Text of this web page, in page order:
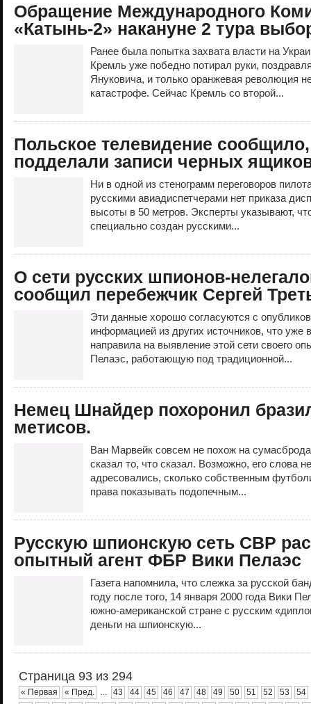
Обращение Международного
«Катынь-2» накануне 2 тура
Ранее была попытка захвата власти на
Кремль уже победно потирал руки,
Януковича, и только оранжевая революция
катастрофе. Сейчас Кремль со второй...
Польское телевидение сообщило,
подделали записи черных
Ни в одной из стенограмм переговоров
русскими авиадиспетчерами нет приказа
высоты в 50 метров. Эксперты указывают,
специально создан русскими...
О сети русских шпионов-
сообщил перебежчик Сергей
Эти данные хорошо согласуются с
информацией из других источников, что уже
направила на выявление этой сети своего
Пелаэс, работающую под традиционной...
Немец Шнайдер похоронил
метисов.
Ван Марвейк совсем не похож на
сказал то, что сказал. Возможно, его слова
адресовались, сколько собственным
права показывать подопечным...
Русскую шпионскую сеть СВР
опытный агент ФБР Вики Пелаэс
Газета напомнила, что слежка за русской
году после того, 14 января 2000 года Вики
южно-американской стране с русским
деньги на шпионскую...
Страница 93 из 294
« Первая « Пред. ... 43 44 45 46 47 48 49 50 51 52 53
54